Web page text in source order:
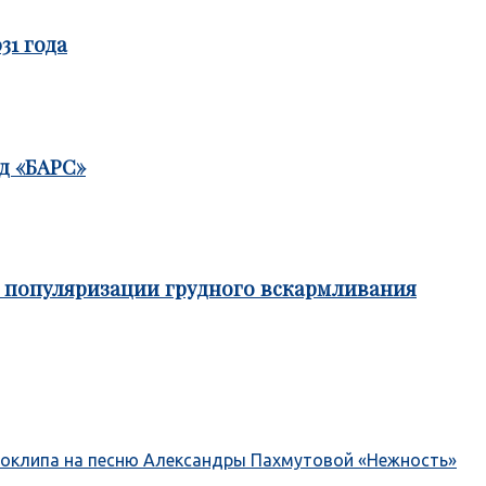
года
«БАРС»
грудного вскармливания
на песню Александры Пахмутовой «Нежность»